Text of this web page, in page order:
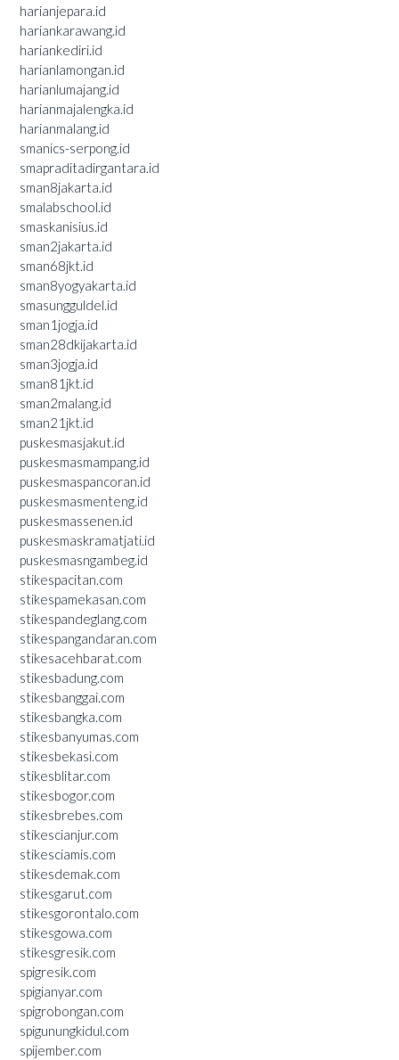
harianjepara.id
hariankarawang.id
hariankediri.id
harianlamongan.id
harianlumajang.id
harianmajalengka.id
harianmalang.id
smanics-serpong.id
smapraditadirgantara.id
sman8jakarta.id
smalabschool.id
smaskanisius.id
sman2jakarta.id
sman68jkt.id
sman8yogyakarta.id
smasungguldel.id
sman1jogja.id
sman28dkijakarta.id
sman3jogja.id
sman81jkt.id
sman2malang.id
sman21jkt.id
puskesmasjakut.id
puskesmasmampang.id
puskesmaspancoran.id
puskesmasmenteng.id
puskesmassenen.id
puskesmaskramatjati.id
puskesmasngambeg.id
stikespacitan.com
stikespamekasan.com
stikespandeglang.com
stikespangandaran.com
stikesacehbarat.com
stikesbadung.com
stikesbanggai.com
stikesbangka.com
stikesbanyumas.com
stikesbekasi.com
stikesblitar.com
stikesbogor.com
stikesbrebes.com
stikescianjur.com
stikesciamis.com
stikesdemak.com
stikesgarut.com
stikesgorontalo.com
stikesgowa.com
stikesgresik.com
spigresik.com
spigianyar.com
spigrobongan.com
spigunungkidul.com
spijember.com